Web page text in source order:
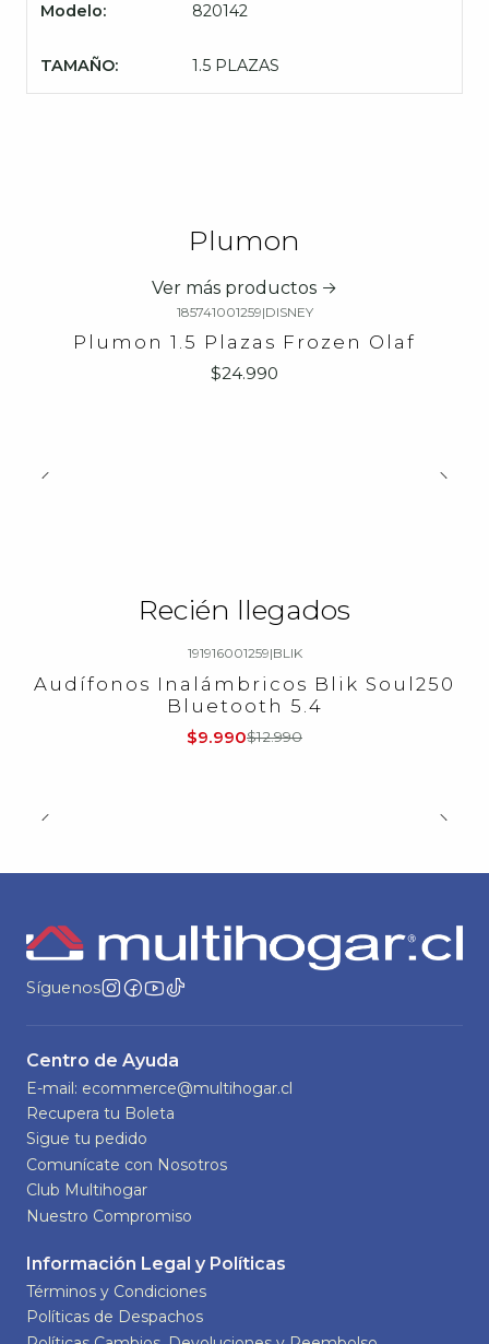
Modelo: 820142
TAMAÑO: 1.5 PLAZAS
Plumon
Ver más productos
185741001259|DISNEY
Plumon 1.5 Plazas Frozen Olaf
$24.990
Recién llegados
-23%OFF
191916001259|BLIK
Audífonos Inalámbricos Blik Soul250
Bluetooth 5.4
$9.990$12.990
Síguenos
Centro de Ayuda
E-mail: ecommerce@multihogar.cl
Recupera tu Boleta
Sigue tu pedido
Comunícate con Nosotros
Club Multihogar
Nuestro Compromiso
Información Legal y Políticas
Términos y Condiciones
Políticas de Despachos